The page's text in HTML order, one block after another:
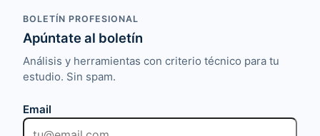
BOLETÍN PROFESIONAL
Apúntate al boletín
Análisis y herramientas con criterio técnico para tu
estudio. Sin spam.
Email